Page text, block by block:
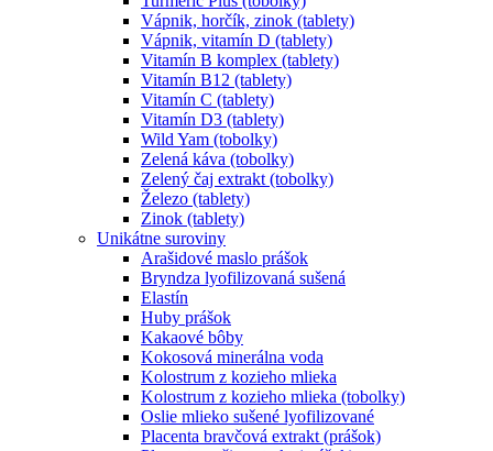
Vápnik, horčík, zinok (tablety)
Vápnik, vitamín D (tablety)
Vitamín B komplex (tablety)
Vitamín B12 (tablety)
Vitamín C (tablety)
Vitamín D3 (tablety)
Wild Yam (tobolky)
Zelená káva (tobolky)
Zelený čaj extrakt (tobolky)
Železo (tablety)
Zinok (tablety)
Unikátne suroviny
Arašidové maslo prášok
Bryndza lyofilizovaná sušená
Elastín
Huby prášok
Kakaové bôby
Kokosová minerálna voda
Kolostrum z kozieho mlieka
Kolostrum z kozieho mlieka (tobolky)
Oslie mlieko sušené lyofilizované
Placenta bravčová extrakt (prášok)